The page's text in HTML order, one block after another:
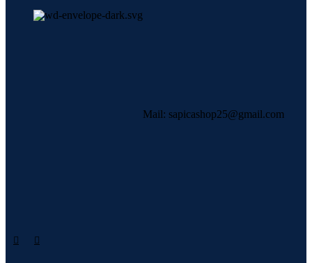
Mail: sapicashop25@gmail.com